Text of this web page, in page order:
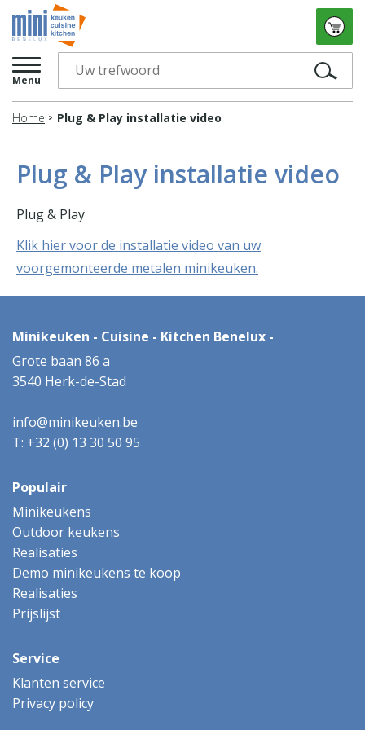
Menu
Home Plug & Play installatie video
Plug & Play installatie video
Plug & Play
Klik hier voor de installatie video van uw
voorgemonteerde metalen minikeuken.
Minikeuken - Cuisine - Kitchen Benelux -
Grote baan 86 a
3540 Herk-de-Stad
info@minikeuken.be
T: +32 (0) 13 30 50 95
Populair
Minikeukens
Outdoor keukens
Realisaties
Demo minikeukens te koop
Realisaties
Prijslijst
Service
Klanten service
Privacy policy